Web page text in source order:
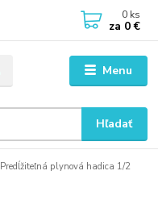
Menu
Hľadať
0 ks
za 0 €
Predĺžiteľná plynová hadica 1/2